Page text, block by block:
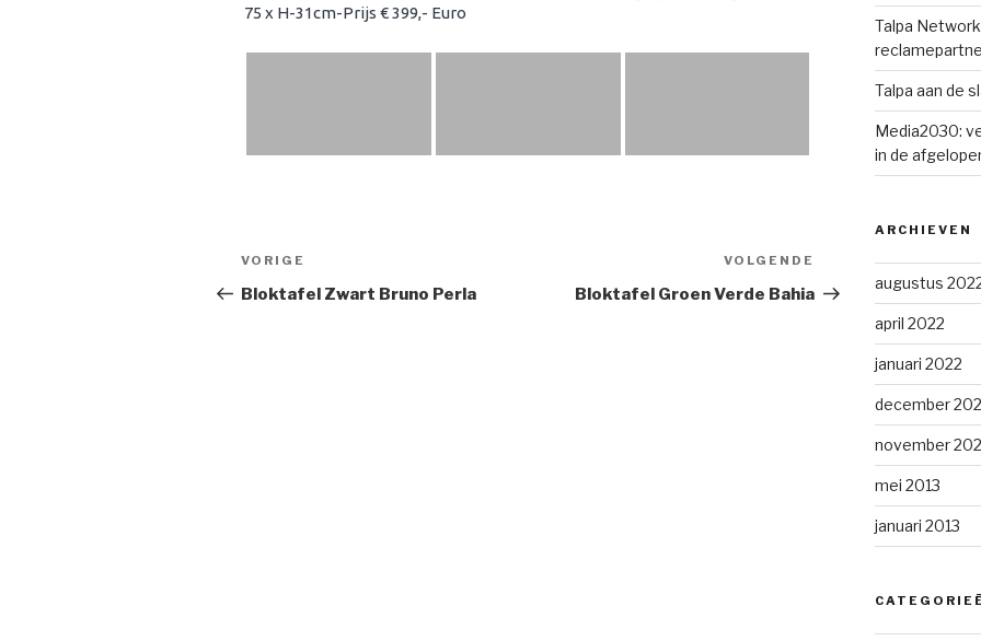
75 x H-31cm-Prijs € 399,- Euro
Bericht
navigatie
Vorig
bericht
VORIGE
Bloktafel Zwart Bruno Perla
Volgend
bericht
VOLGENDE
Bloktafel Groen Verde Bahia
Talpa
Talpa aan de
Media2030:
in de
ARCHIEVEN
augustus
april 2022
januari 2022
december
november
mei 2013
januari 2013